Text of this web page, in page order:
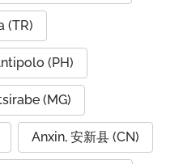
(TR)
(PH)
(MG)
Anxin, 安新县 (CN)